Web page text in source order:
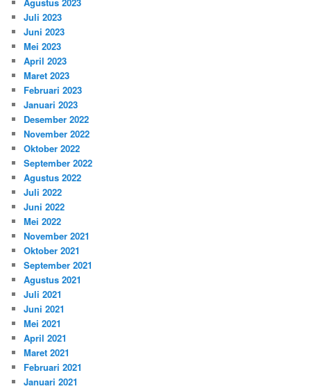
Juli 2023
Juni 2023
Mei 2023
April 2023
Maret 2023
Februari 2023
Januari 2023
Desember 2022
November 2022
Oktober 2022
September 2022
Agustus 2022
Juli 2022
Juni 2022
Mei 2022
November 2021
Oktober 2021
September 2021
Agustus 2021
Juli 2021
Juni 2021
Mei 2021
April 2021
Maret 2021
Februari 2021
Januari 2021